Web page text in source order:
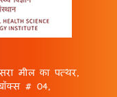
मील का पत्थर,
# 04,